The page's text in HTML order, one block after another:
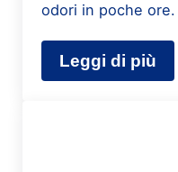
odori in poche ore.
Leggi di più